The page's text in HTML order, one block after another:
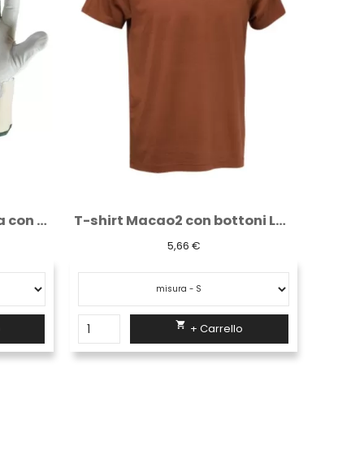
T-shirt Macao2 con bottoni Logica color... Filtri per maschere connessione a baionetta
15,05 €
+ Carrello